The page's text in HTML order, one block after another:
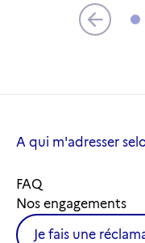
A qui m'adresser
FAQ
Nos engagements
Je fais une